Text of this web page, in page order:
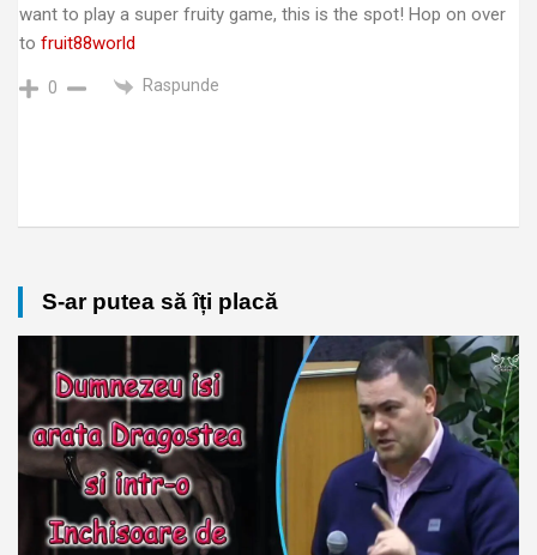
want to play a super fruity game, this is the spot! Hop on over
to fruit88world
0 Raspunde
S-ar putea să îți placă